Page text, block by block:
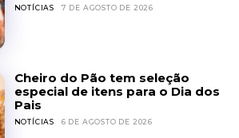
NOTÍCIAS 7 DE AGOSTO DE 2026
Cheiro do Pão tem seleção
especial de itens para o Dia dos
Pais
NOTÍCIAS 6 DE AGOSTO DE 2026